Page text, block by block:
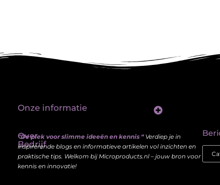
Over
Bedrijf
“De plek voor slimme ideeën en kennis “Verdiep je in
inspirerende blogs en informatieve artikelen vol inzichten en
praktische tips. Welkom bij Microproducts.nl – jouw bron voor
kennis en innovatie!
Onze informatie